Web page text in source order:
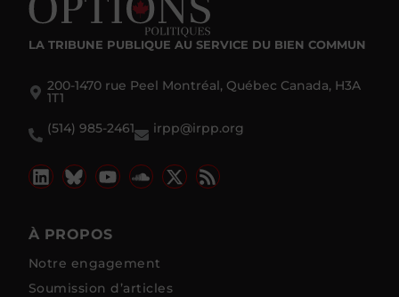
LA TRIBUNE PUBLIQUE AU SERVICE DU BIEN COMMUN
200-1470 rue Peel Montréal, Québec Canada, H3A
1T1
(514) 985-2461
irpp@irpp.org
À PROPOS
Notre engagement
Soumission d’articles